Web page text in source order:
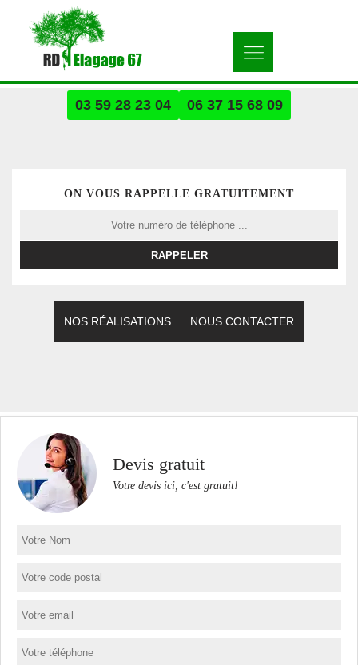
03 59 28 23 04 06 37 15 68 09
ON VOUS RAPPELLE GRATUITEMENT
NOS RÉALISATIONS NOUS CONTACTER
Devis gratuit
Votre devis ici, c'est gratuit!